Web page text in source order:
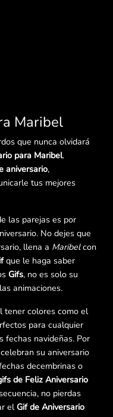
Maribel
que nunca olvidará
para Maribel.
aniversario,
tus mejores
las parejas es por
No dejes que
llena a Maribelcon
que le haga saber
Gifs, no es solo su
animaciones.
tener colores como el
para cualquier
fechas navideñas. Por
su aniversario
decembrinas o
de Feliz Aniversario
no pierdas
elGif de Aniversario